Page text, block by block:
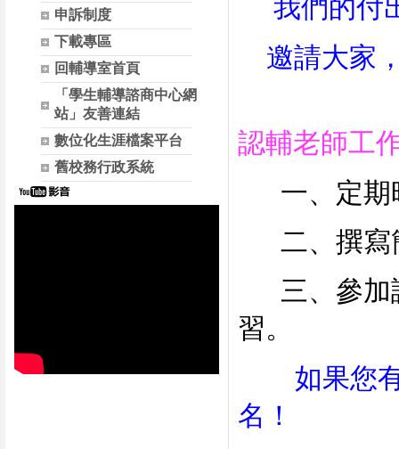
申訴制度
下載專區
回輔導室首頁
「學生輔導諮商中心網
站」友善連結
數位化生涯檔案平台
舊校務行政系統
我們的付
邀請大家
認輔老師工
一、定期
二、撰寫
三、參加
習。
如果您
名！